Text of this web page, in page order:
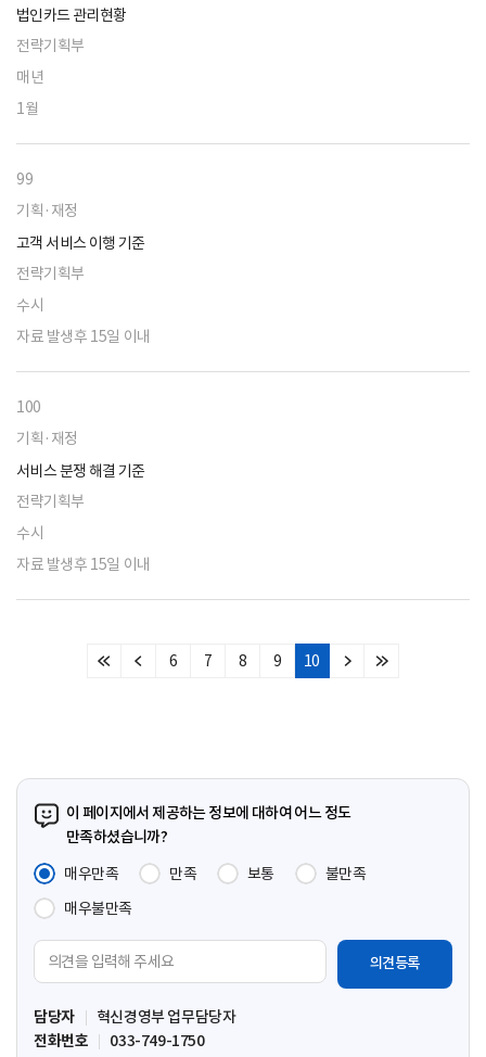
법인카드 관리현황
전략기획부
매년
1월
99
기획·재정
고객 서비스 이행 기준
전략기획부
수시
자료 발생후 15일 이내
100
기획·재정
서비스 분쟁 해결 기준
전략기획부
수시
자료 발생후 15일 이내
처
이
6 7 8 9 10
다
마
이 페이지에서 제공하는 정보에 대하여 어느 정도
만족하셨습니까?
매우만족
만족 보통
불만족
매우불만족
견
입
력
담당자
혁신경영부 업무담당자
전화번호
033-749-1750